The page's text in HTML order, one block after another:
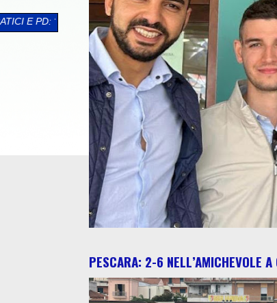
IL GOVERNO CONTINUA A
PESCARA: 2-6 NELL’AMICHEVOLE A